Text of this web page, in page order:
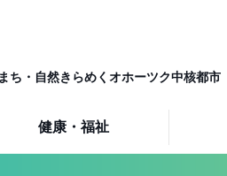
ち・自然きらめくオホーツク中核都市
健康・福祉